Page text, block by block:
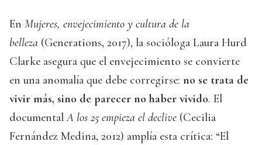
En Mujeres, envejecimiento y cultura de la
belleza (Generations, 2017), la socióloga Laura Hurd
Clarke asegura que el envejecimiento se convierte
en una anomalía que debe corregirse: no se trata de
vivir más, sino de parecer no haber vivido. El
documentalA los 25 empieza el declive (Cecilia
Fernández Medina, 2012) amplía esta crítica: “El